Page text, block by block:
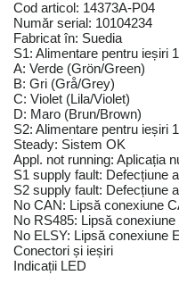
Cod articol: 14373A-P04
Număr serial: 10104234
Fabricat în: Suedia
S1: Alimentare pentru ieșiri
A: Verde (Grön/Green)
B: Gri (Grå/Grey)
C: Violet (Lila/Violet)
D: Maro (Brun/Brown)
S2: Alimentare pentru ieșiri
Steady: Sistem OK
Appl. not running: Aplicația
S1 supply fault: Defecțiune
S2 supply fault: Defecțiune
No CAN: Lipsă conexiune
No RS485: Lipsă conexiune
No ELSY: Lipsă conexiune
Conectori și ieșiri
Indicații LED